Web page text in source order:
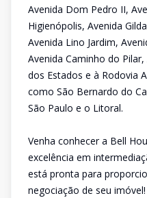
Avenida Dom Pedro II,
Higienópolis, Avenida
Avenida Lino Jardim,
Avenida Caminho do
dos Estados e à Rodovia
como São Bernardo do
São Paulo e o Litoral.
Venha conhecer a Bell
excelência em
está pronta para
negociação de seu imóvel!